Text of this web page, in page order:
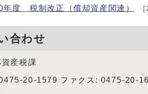
年度 税制改正（償却資産関連）
合わせ
産税課
20-1579 ファクス: 0475-20-